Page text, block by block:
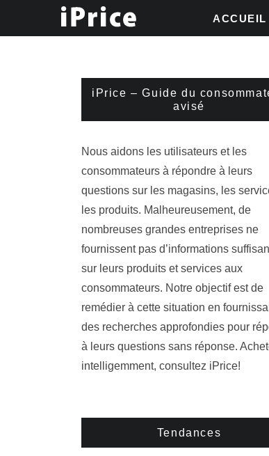
ACCUEIL
iPrice – Guide du
avisé
Nous aidons les utilisateurs et les
consommateurs à répondre à leurs
questions sur les magasins, les
les produits. Malheureusement, de
nombreuses grandes entreprises ne
fournissent pas d’informations
sur leurs produits et services aux
consommateurs. Notre objectif est de
remédier à cette situation en
des recherches approfondies pour
à leurs questions sans réponse.
intelligemment, consultez iPrice!
Tendances